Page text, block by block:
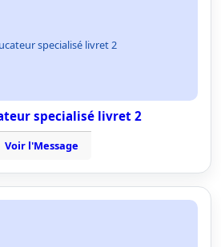
specialisé livret 2
specialisé livret 2
Voir l'Message